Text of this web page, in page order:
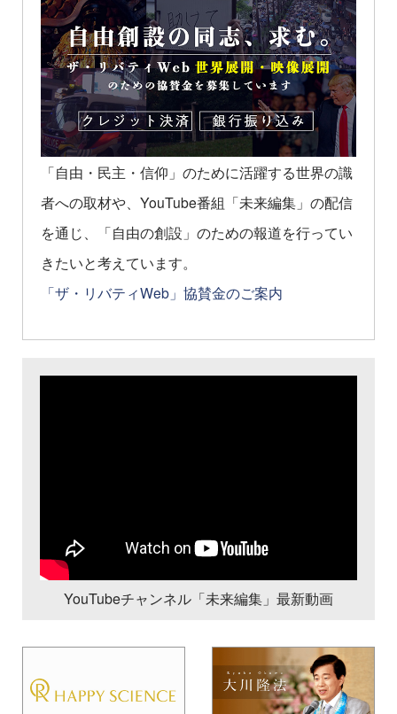
「自由・民主・信仰」のために活躍する世界の識
者への取材や、YouTube番組「未来編集」の配信
を通じ、「自由の創設」のための報道を行ってい
きたいと考えています。
「ザ・リバティWeb」協賛金のご案内
YouTubeチャンネル「未来編集」最新動画